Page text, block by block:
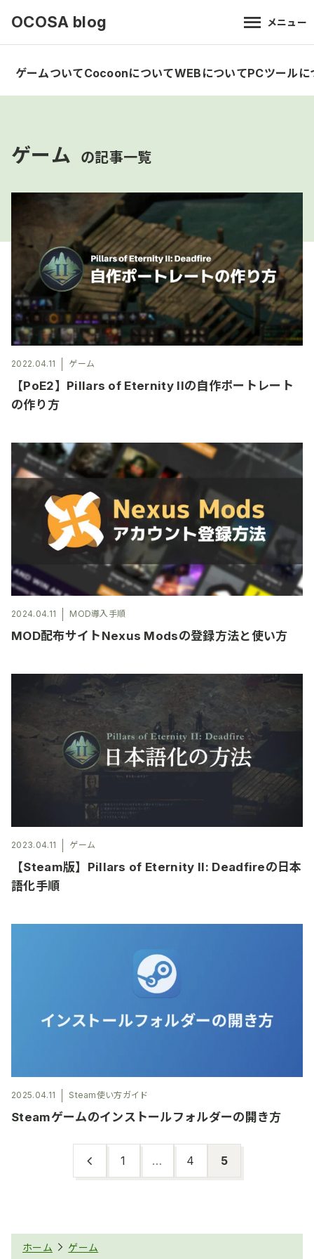
ゲームついてCocoonについてWEBについてPCツールに
ゲーム
2022.04.11 ゲーム
【PoE2】Pillars of Eternity IIの自作ポートレート
の作り方
2024.04.11 MOD導入手順
MOD配布サイトNexus Modsの登録方法と使い方
2023.04.11 ゲーム
【Steam版】Pillars of Eternity II: Deadfireの日本
語化手順
2025.04.11 Steam使い方ガイド
Steamゲームのインストールフォルダーの開き方
1 … 4 5
ホーム ゲーム
OCOSA blog メニュー